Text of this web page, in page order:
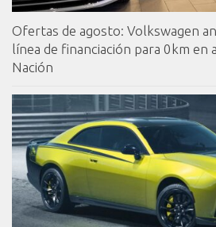
Ofertas de agosto: Volkswagen
línea de financiación para 0km en
Nación